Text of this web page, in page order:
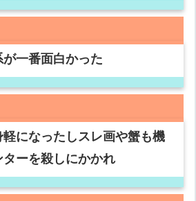
一番面白かった
軽になったしスレ画や蟹も機
ーを殺しにかかれ